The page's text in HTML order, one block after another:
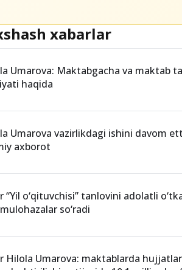
xabarlar
Umarova: Maktabgacha va maktab
haqida
Umarova vazirlikdagi ishini davom
axborot
“Yil o‘qituvchisi” tanlovini adolatli
so‘radi
Hilola Umarova: maktablarda hujjatlar